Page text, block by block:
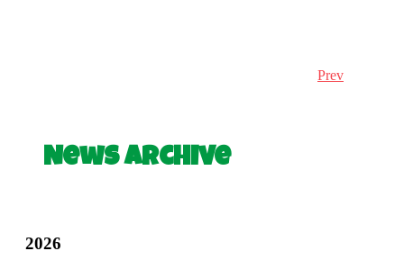
Prev
News Archive
2026